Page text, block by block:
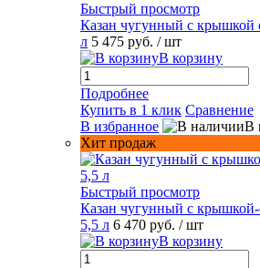
Быстрый просмотр
Казан чугунный с крышкой
л 5 475 руб. / шт
В корзину
Подробнее
Купить в 1 клик Сравнение
В избранное
В
Хит продаж
Быстрый просмотр
Казан чугунный с
5,5 л 6 470 руб. / шт
В корзину